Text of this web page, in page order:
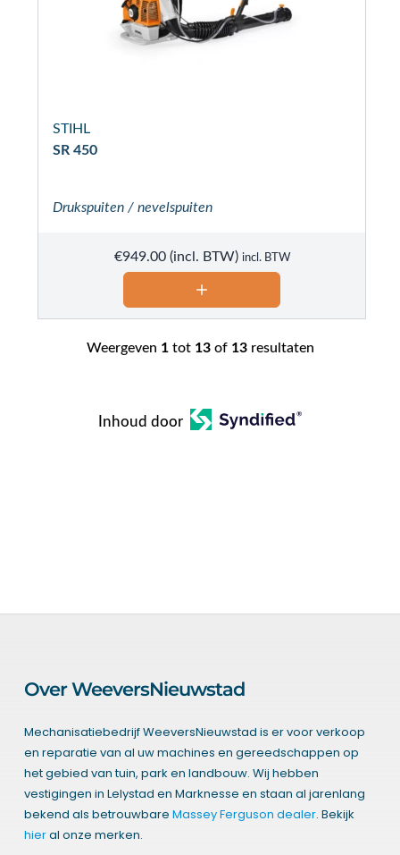
STIHL
SR 450
Drukspuiten / nevelspuiten
€949.00 incl. BTW
Weergeven 1tot 13of 13resultaten
Inhoud door
Over WeeversNieuwstad
Mechanisatiebedrijf WeeversNieuwstad is er voor verkoop
en reparatie van al uw machines en gereedschappen op
het gebied van tuin, park en landbouw. Wij hebben
vestigingen in Lelystad en Marknesse en staan al jarenlang
bekend als betrouwbare Massey Ferguson dealer. Bekijk
hieral onze merken.